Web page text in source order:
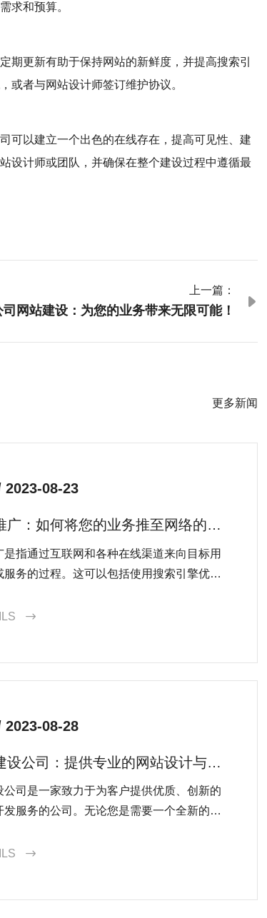
求和预算。
期更新有助于保持网站的新鲜度，并提高搜索引
或者与网站设计师签订维护协议。
可以建立一个出色的在线存在，提高可见性、建
设计师或团队，并确保在整个建设过程中遵循最
上一篇：
网站建设：为您的业务带来无限可能！

更多新闻
2023-08-23
广：如何将您的业务推至网络的前
是指通过互联网和各种在线渠道来向目标用
服务的过程。这可以包括使用搜索引擎优化
曝光和吸引潜在客户。

2023-08-28
设公司：提供专业的网站设计与开
公司是一家致力于为客户提供优质、创新的
发服务的公司。无论您是需要一个全新的网
们，让我们一起为您的企业在互联网上展
